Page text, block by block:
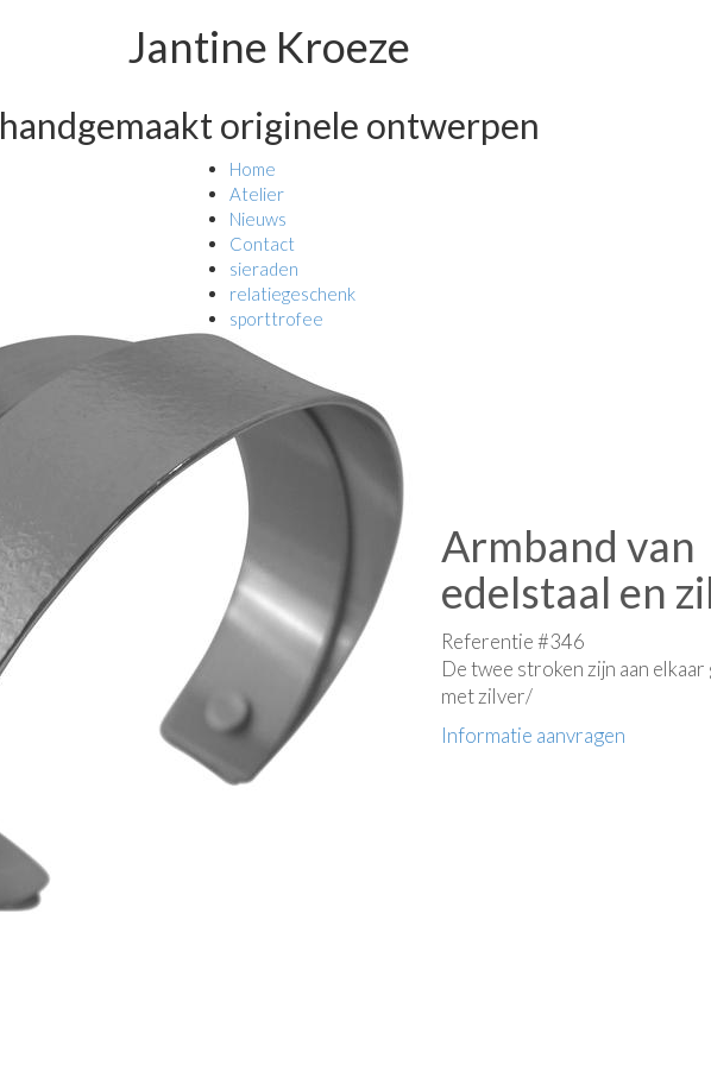
Jantine Kroeze
handgemaakt originele ontwerpen
Home
Atelier
Nieuws
Contact
sieraden
relatiegeschenk
sporttrofee
Armband van
edelstaal en
Referentie #346
De twee stroken zijn aan elkaar
met zilver/
Informatie aanvragen